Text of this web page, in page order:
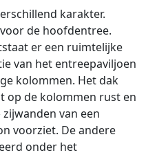
karakter.
de hoofdentree.
er een ruimtelijke
van het entreepaviljoen
kolommen. Het dak
op de kolommen rust en
van een
voorziet. De andere
onder het